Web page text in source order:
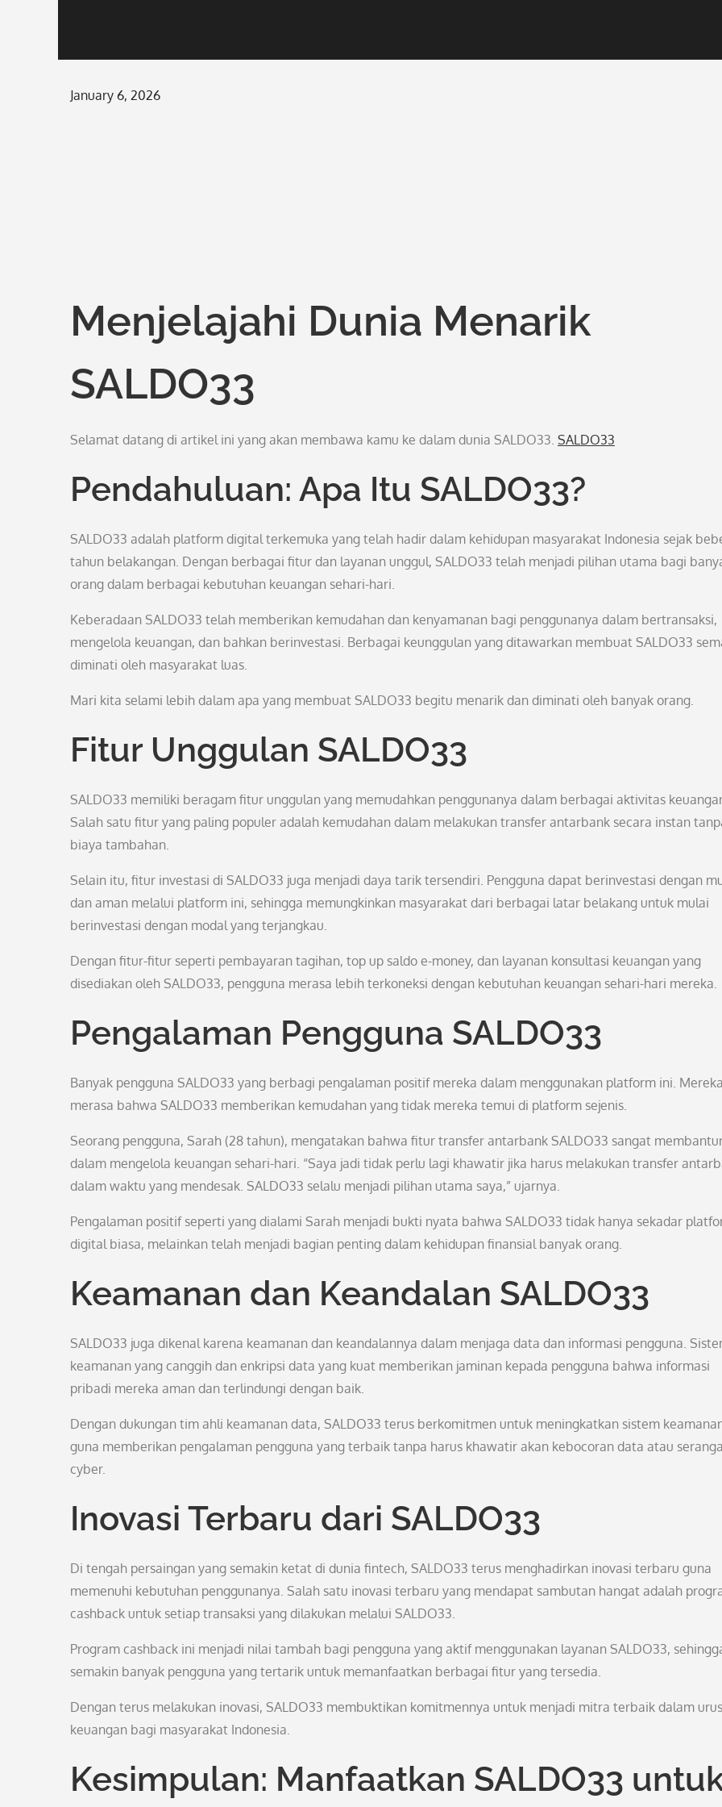
Posted
January 6, 2026
Menjelajahi Dunia Menarik
SALDO33
Selamat datang di artikel ini yang akan membawa kamu ke dalam dunia SALDO33. SALDO33
Pendahuluan: Apa Itu SALDO33?
SALDO33 adalah platform digital terkemuka yang telah hadir dalam kehidupan masyarakat Indonesia sejak
tahun belakangan. Dengan berbagai fitur dan layanan unggul, SALDO33 telah menjadi pilihan utama bagi
orang dalam berbagai kebutuhan keuangan sehari-hari.
Keberadaan SALDO33 telah memberikan kemudahan dan kenyamanan bagi penggunanya dalam bertransaksi,
mengelola keuangan, dan bahkan berinvestasi. Berbagai keunggulan yang ditawarkan membuat SALDO33
diminati oleh masyarakat luas.
Mari kita selami lebih dalam apa yang membuat SALDO33 begitu menarik dan diminati oleh banyak orang.
Fitur Unggulan SALDO33
SALDO33 memiliki beragam fitur unggulan yang memudahkan penggunanya dalam berbagai aktivitas
Salah satu fitur yang paling populer adalah kemudahan dalam melakukan transfer antarbank secara instan
biaya tambahan.
Selain itu, fitur investasi di SALDO33 juga menjadi daya tarik tersendiri. Pengguna dapat berinvestasi dengan
dan aman melalui platform ini, sehingga memungkinkan masyarakat dari berbagai latar belakang untuk mulai
berinvestasi dengan modal yang terjangkau.
Dengan fitur-fitur seperti pembayaran tagihan, top up saldo e-money, dan layanan konsultasi keuangan yang
disediakan oleh SALDO33, pengguna merasa lebih terkoneksi dengan kebutuhan keuangan sehari-hari mereka.
Pengalaman Pengguna SALDO33
Banyak pengguna SALDO33 yang berbagi pengalaman positif mereka dalam menggunakan platform ini. Mereka
merasa bahwa SALDO33 memberikan kemudahan yang tidak mereka temui di platform sejenis.
Seorang pengguna, Sarah (28 tahun), mengatakan bahwa fitur transfer antarbank SALDO33 sangat
dalam mengelola keuangan sehari-hari. “Saya jadi tidak perlu lagi khawatir jika harus melakukan transfer
dalam waktu yang mendesak. SALDO33 selalu menjadi pilihan utama saya,” ujarnya.
Pengalaman positif seperti yang dialami Sarah menjadi bukti nyata bahwa SALDO33 tidak hanya sekadar
digital biasa, melainkan telah menjadi bagian penting dalam kehidupan finansial banyak orang.
Keamanan dan Keandalan SALDO33
SALDO33 juga dikenal karena keamanan dan keandalannya dalam menjaga data dan informasi pengguna.
keamanan yang canggih dan enkripsi data yang kuat memberikan jaminan kepada pengguna bahwa informasi
pribadi mereka aman dan terlindungi dengan baik.
Dengan dukungan tim ahli keamanan data, SALDO33 terus berkomitmen untuk meningkatkan sistem
guna memberikan pengalaman pengguna yang terbaik tanpa harus khawatir akan kebocoran data atau
cyber.
Inovasi Terbaru dari SALDO33
Di tengah persaingan yang semakin ketat di dunia fintech, SALDO33 terus menghadirkan inovasi terbaru guna
memenuhi kebutuhan penggunanya. Salah satu inovasi terbaru yang mendapat sambutan hangat adalah
cashback untuk setiap transaksi yang dilakukan melalui SALDO33.
Program cashback ini menjadi nilai tambah bagi pengguna yang aktif menggunakan layanan SALDO33,
semakin banyak pengguna yang tertarik untuk memanfaatkan berbagai fitur yang tersedia.
Dengan terus melakukan inovasi, SALDO33 membuktikan komitmennya untuk menjadi mitra terbaik dalam
keuangan bagi masyarakat Indonesia.
Kesimpulan: Manfaatkan SALDO33